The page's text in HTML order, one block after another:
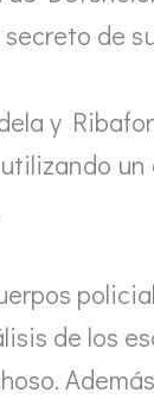
de
y
de los